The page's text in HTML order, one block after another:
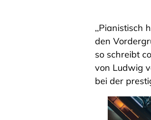
,,Pianistisch
den
so schreibt
von Ludwig
bei der